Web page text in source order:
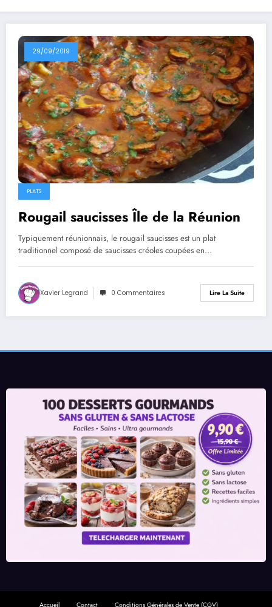
29/09/2019
PLATS
Rougail saucisses Île de la Réunion
Typiquement réunionnais, le rougail saucisses est un plat
traditionnel composé de saucisses créoles coupées en…
Xavier Legrand 0 Commentaires Lire La Suite
Accueil Contact Conditions Générales de Vente (CGV)